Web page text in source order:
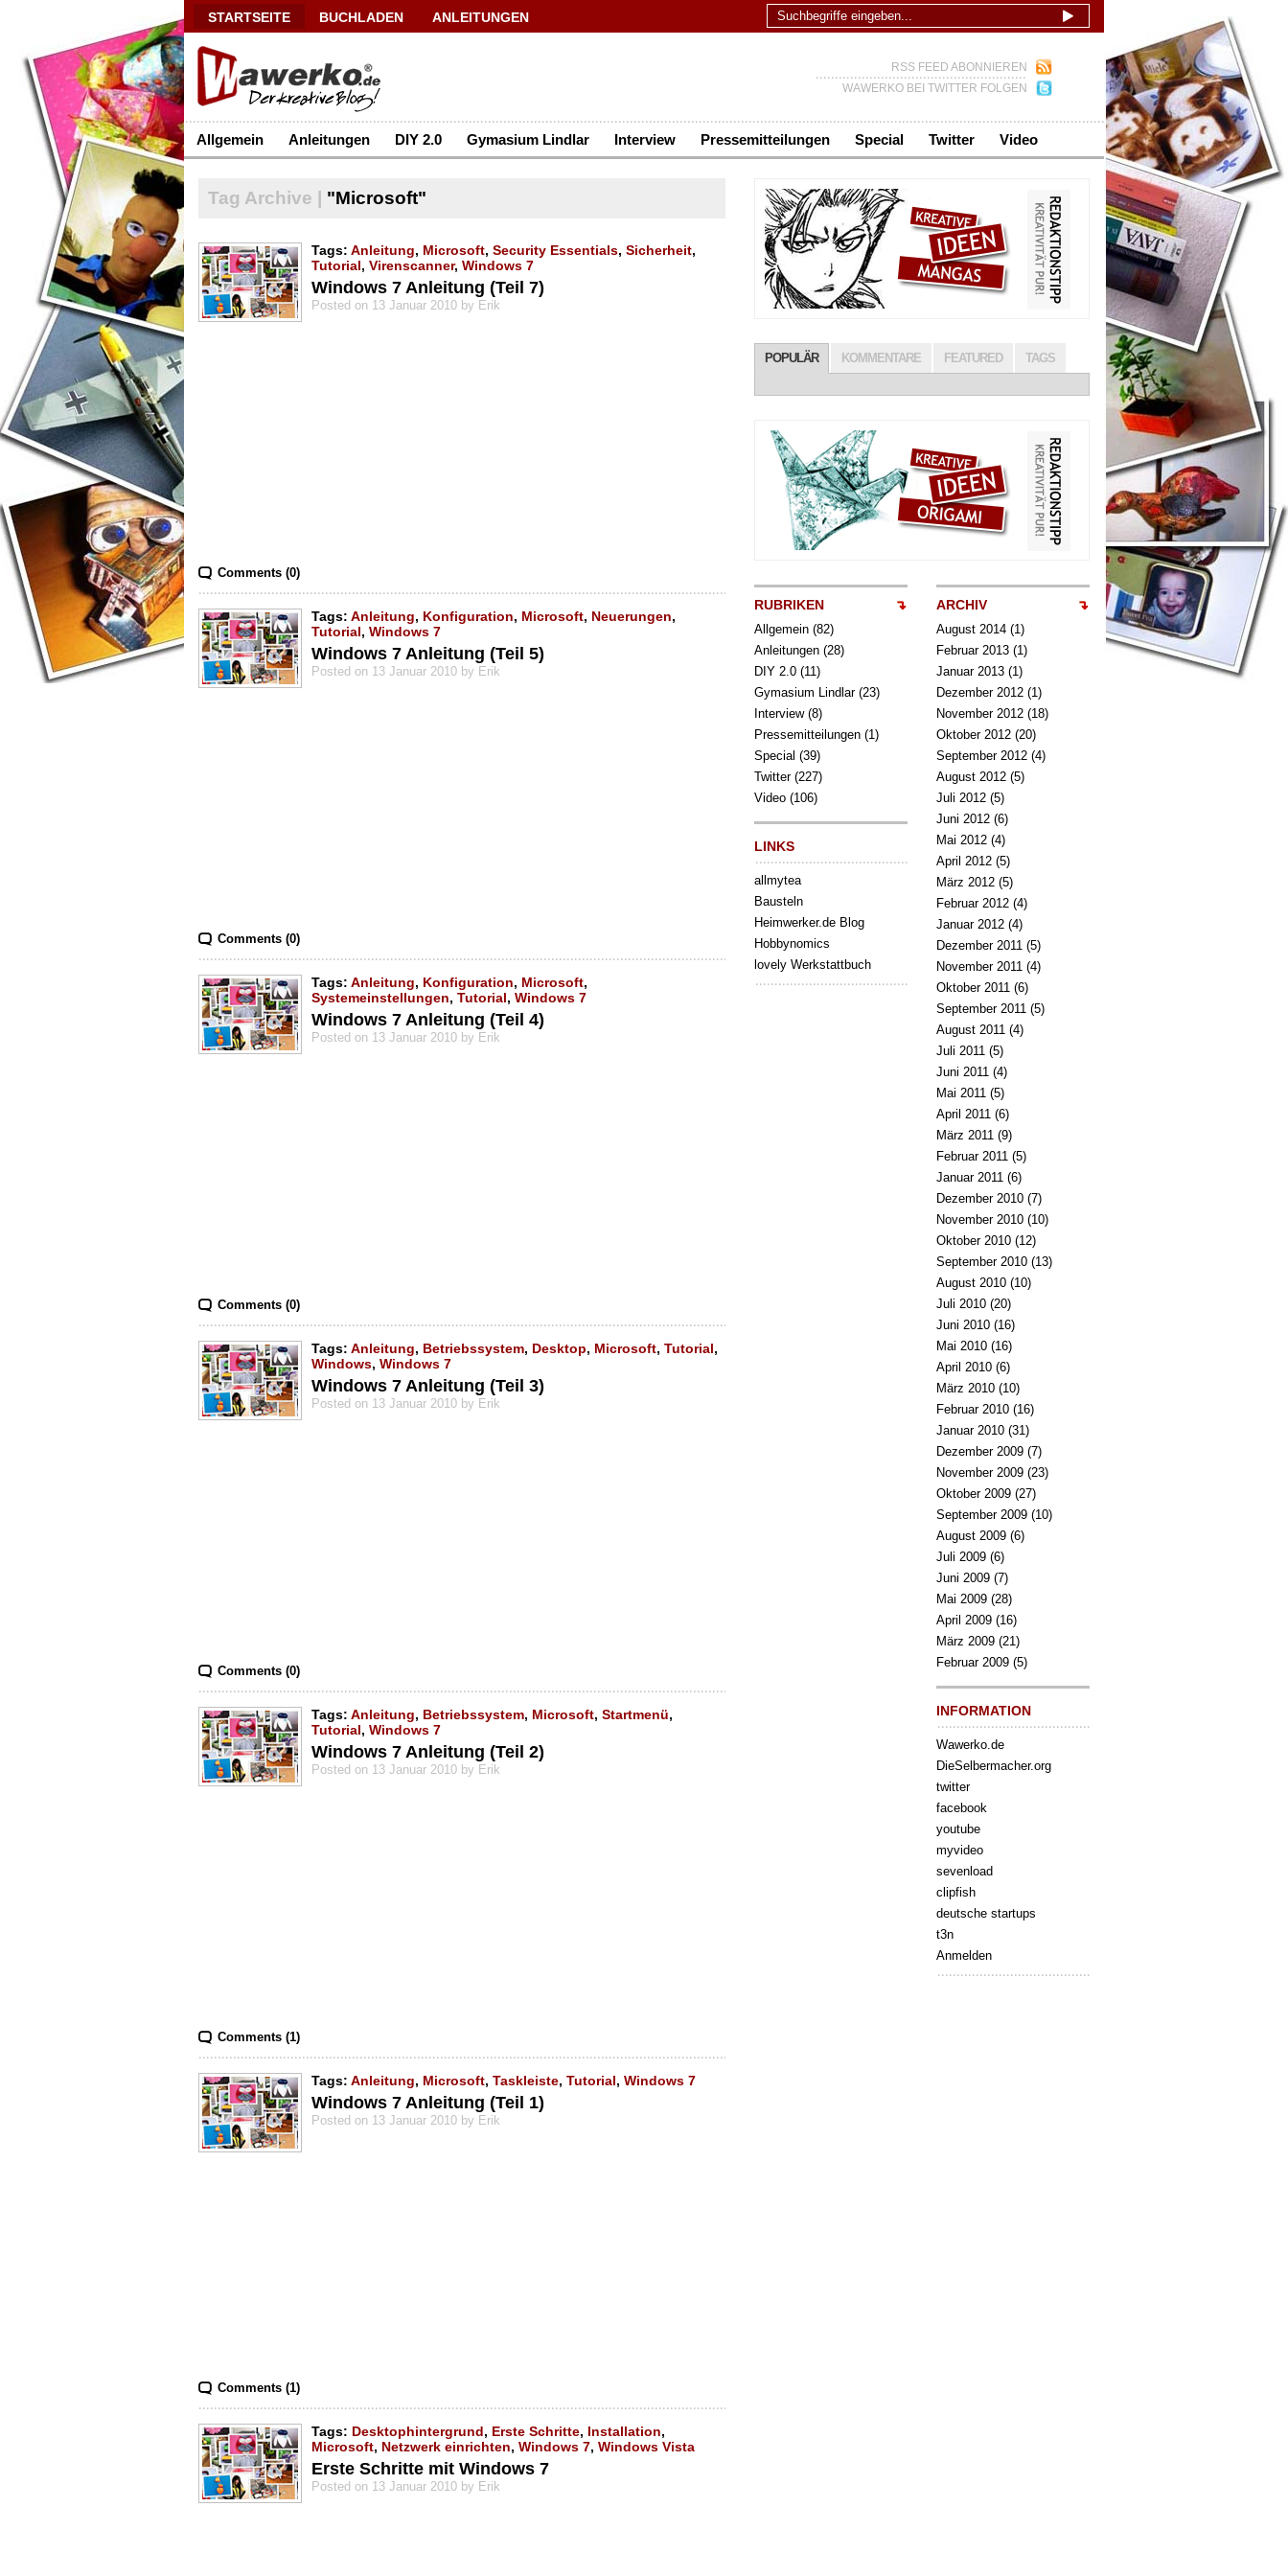
STARTSEITE BUCHLADEN ANLEITUNGEN
RSS FEED ABONNIEREN
WAWERKO BEI TWITTER FOLGEN
Allgemein Anleitungen DIY 2.0 Gymasium Lindlar Interview Pressemitteilungen Special Twitter Video
Tag Archive | "Microsoft"
Tags: Anleitung, Microsoft, Security Essentials, Sicherheit,
Tutorial, Virenscanner, Windows 7
Windows 7 Anleitung (Teil 7)
Posted on 13 Januar 2010 by Erik
Comments (0)
Tags: Anleitung, Konfiguration, Microsoft, Neuerungen,
Tutorial, Windows 7
Windows 7 Anleitung (Teil 5)
Posted on 13 Januar 2010 by Erik
Comments (0)
Tags: Anleitung, Konfiguration, Microsoft,
Systemeinstellungen, Tutorial, Windows 7
Windows 7 Anleitung (Teil 4)
Posted on 13 Januar 2010 by Erik
Comments (0)
Tags: Anleitung, Betriebssystem, Desktop, Microsoft, Tutorial,
Windows, Windows 7
Windows 7 Anleitung (Teil 3)
Posted on 13 Januar 2010 by Erik
Comments (0)
Tags: Anleitung, Betriebssystem, Microsoft, Startmenü,
Tutorial, Windows 7
Windows 7 Anleitung (Teil 2)
Posted on 13 Januar 2010 by Erik
Comments (1)
Tags: Anleitung, Microsoft, Taskleiste, Tutorial, Windows 7
Windows 7 Anleitung (Teil 1)
Posted on 13 Januar 2010 by Erik
Comments (1)
Tags: Desktophintergrund, Erste Schritte, Installation,
Microsoft, Netzwerk einrichten, Windows 7, Windows Vista
Erste Schritte mit Windows 7
Posted on 13 Januar 2010 by Erik
POPULÄR KOMMENTARE FEATURED TAGS
RUBRIKEN
Allgemein (82)
Anleitungen (28)
DIY 2.0 (11)
Gymasium Lindlar(23)
Interview(8)
Pressemitteilungen (1)
Special (39)
Twitter(227)
Video (106)
LINKS
allmytea
Bausteln
Heimwerker.de Blog
Hobbynomics
lovely Werkstattbuch
ARCHIV
August 2014 (1)
Februar 2013 (1)
Januar 2013 (1)
Dezember 2012 (1)
November 2012 (18)
Oktober 2012 (20)
September 2012 (4)
August 2012 (5)
Juli 2012 (5)
Juni 2012 (6)
Mai 2012 (4)
April 2012 (5)
März 2012 (5)
Februar 2012 (4)
Januar 2012 (4)
Dezember 2011 (5)
November 2011 (4)
Oktober 2011 (6)
September 2011 (5)
August 2011 (4)
Juli 2011 (5)
Juni 2011 (4)
Mai 2011 (5)
April 2011 (6)
März 2011 (9)
Februar 2011 (5)
Januar 2011 (6)
Dezember 2010 (7)
November 2010 (10)
Oktober 2010 (12)
September 2010 (13)
August 2010 (10)
Juli 2010 (20)
Juni 2010 (16)
Mai 2010 (16)
April 2010 (6)
März 2010 (10)
Februar 2010 (16)
Januar 2010 (31)
Dezember 2009 (7)
November 2009 (23)
Oktober 2009 (27)
September 2009 (10)
August 2009 (6)
Juli 2009 (6)
Juni 2009 (7)
Mai 2009 (28)
April 2009 (16)
März 2009 (21)
Februar 2009 (5)
INFORMATION
Wawerko.de
DieSelbermacher.org
twitter
facebook
youtube
myvideo
sevenload
clipfish
deutsche startups
t3n
Anmelden